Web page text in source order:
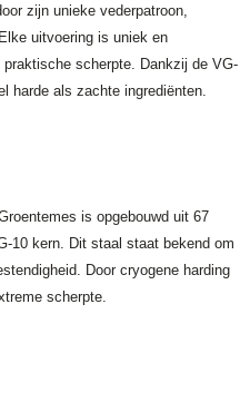
zijn unieke vederpatroon,
uitvoering is uniek en
scherpte. Dankzij de VG-
harde als zachte ingrediënten.
is opgebouwd uit 67
10 kern. Dit staal staat bekend om
Door cryogene harding
scherpte.